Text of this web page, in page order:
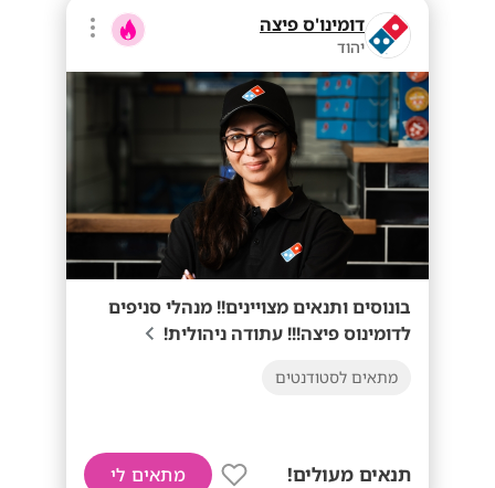
דומינו'ס פיצה
יהוד
בונוסים ותנאים מצויינים!! מנהלי סניפים
לדומינוס פיצה!!! עתודה ניהולית!
מתאים לסטודנטים
תנאים מעולים! מתאים לי